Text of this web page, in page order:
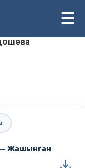
Жашынган